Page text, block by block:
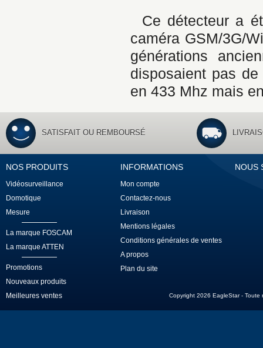
Ce détecteur a
caméra GSM/3G/
générations
disposaient pas
en 433 Mhz mais
SATISFAIT OU REMBOURSÉ
NOS PRODUITS
Vidéosurveillance
Domotique
Mesure
La marque FOSCAM
La marque ATTEN
Promotions
Nouveaux produits
Meilleures ventes
INFORMATIONS
Mon compte
Contactez-nous
Livraison
Mentions légales
Conditions générales de ventes
A propos
Plan du site
NOUS
Copyright 2026 EagleStar -